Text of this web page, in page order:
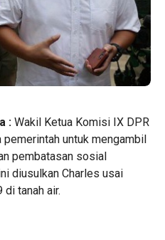
: Wakil Ketua Komisi IX DPR
untuk mengambil
pembatasan sosial
diusulkan Charles usai
tanah air.